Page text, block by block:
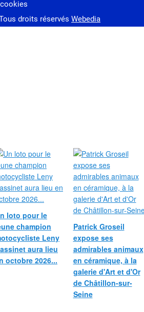
loto pour le
champion
Leny
aura lieu
octobre 2026...
Patrick Groseil
expose ses
admirables animaux
en céramique, à la
galerie d'Art et d'Or
de Châtillon-sur-
Seine